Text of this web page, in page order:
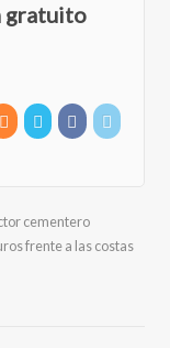
gratuito
cementero
frente a las costas